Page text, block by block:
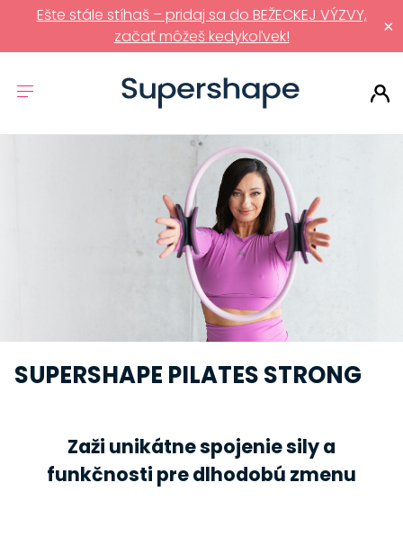
×
Ešte stále stíhaš – pridaj sa do BEŽECKEJ VÝZVY,
začať môžeš kedykoľvek!
SUPERSHAPE PILATES STRONG
Zaži unikátne spojenie sily a
funkčnosti pre dlhodobú zmenu